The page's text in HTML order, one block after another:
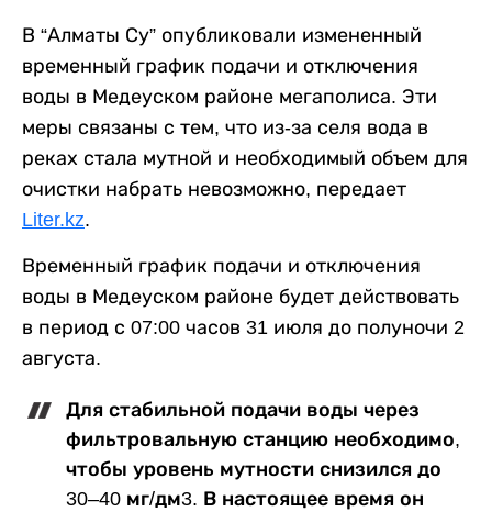
В “Алматы Су” опубликовали измененный
временный график подачи и отключения
воды в Медеуском районе мегаполиса. Эти
меры связаны с тем, что из-за селя вода в
реках стала мутной и необходимый объем для
очистки набрать невозможно, передает
Liter.kz.
Временный график подачи и отключения
воды в Медеуском районе будет действовать
в период с 07:00 часов 31 июля до полуночи 2
августа.
Для стабильной подачи воды через
фильтровальную станцию необходимо,
чтобы уровень мутности снизился до
30–40 мг/дм3. В настоящее время он